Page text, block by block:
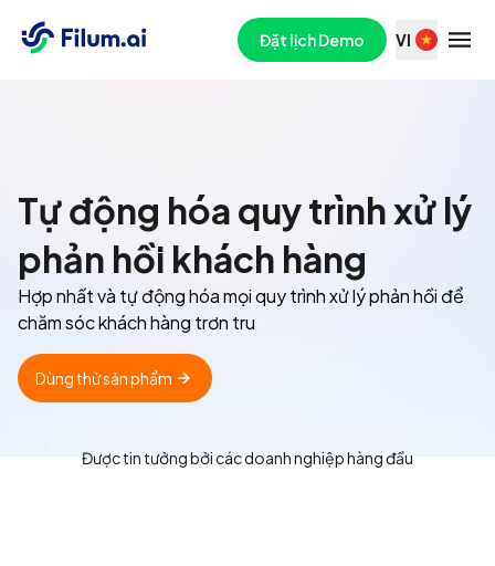
Đặt lịch Demo VI
Tự động hóa quy trình xử lý
phản hồi khách hàng
Hợp nhất và tự động hóa mọi quy trình xử lý phản hồi để
chăm sóc khách hàng trơn tru
Dùng thử sản phẩm
Được tin tưởng bởi các doanh nghiệp hàng đầu